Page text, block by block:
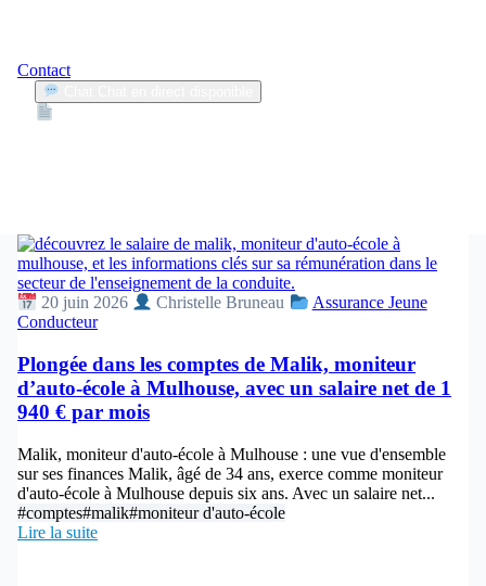
Contact
20 juin 2026 Christelle Bruneau
Assurance Jeune
Conducteur
Plongée dans les comptes de Malik, moniteur
d’auto-école à Mulhouse, avec un salaire net de 1
940 € par mois
Malik, moniteur d'auto-école à Mulhouse : une vue d'ensemble
sur ses finances Malik, âgé de 34 ans, exerce comme moniteur
d'auto-école à Mulhouse depuis six ans. Avec un salaire net...
#comptes#malik#moniteur d'auto-école
Lire la suite